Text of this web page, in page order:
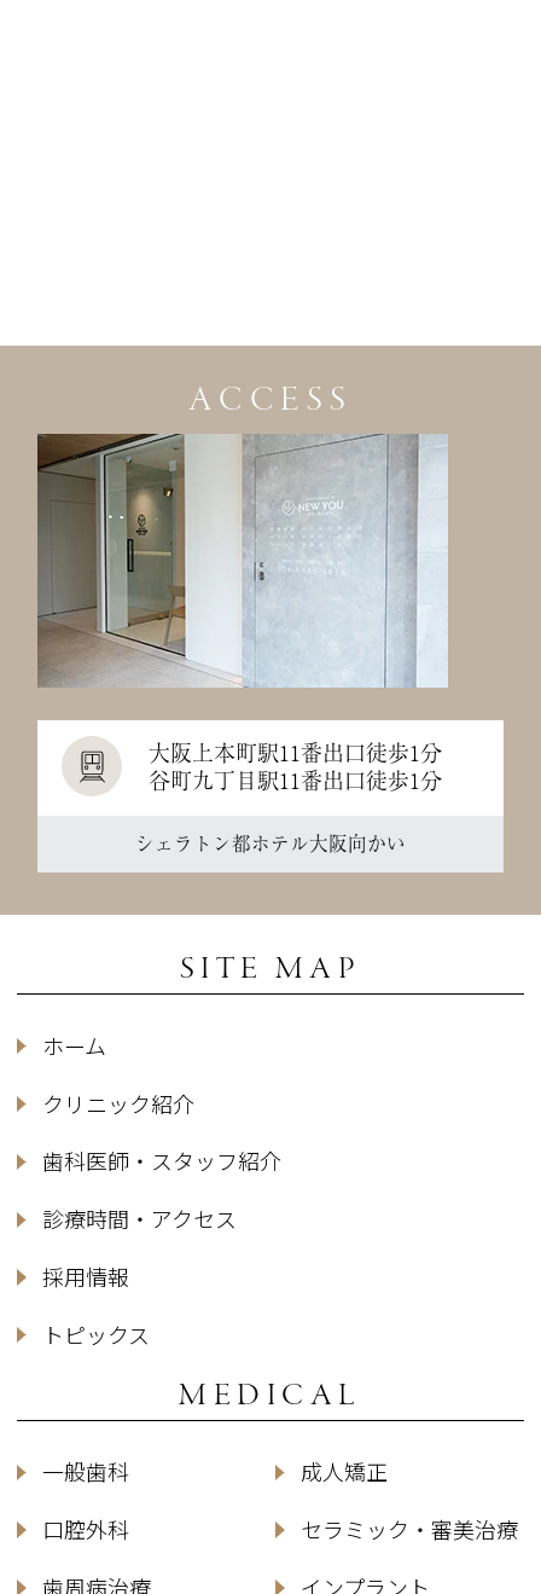
ACCESS
大阪上本町駅11番出口徒歩1分
谷町九丁目駅11番出口徒歩1分
シェラトン都ホテル大阪向かい
SITE MAP
ホーム
クリニック紹介
歯科医師・スタッフ紹介
診療時間・アクセス
採用情報
トピックス
MEDICAL
一般歯科
口腔外科
歯周病治療
成人矯正
セラミック・審美治療
インプラント